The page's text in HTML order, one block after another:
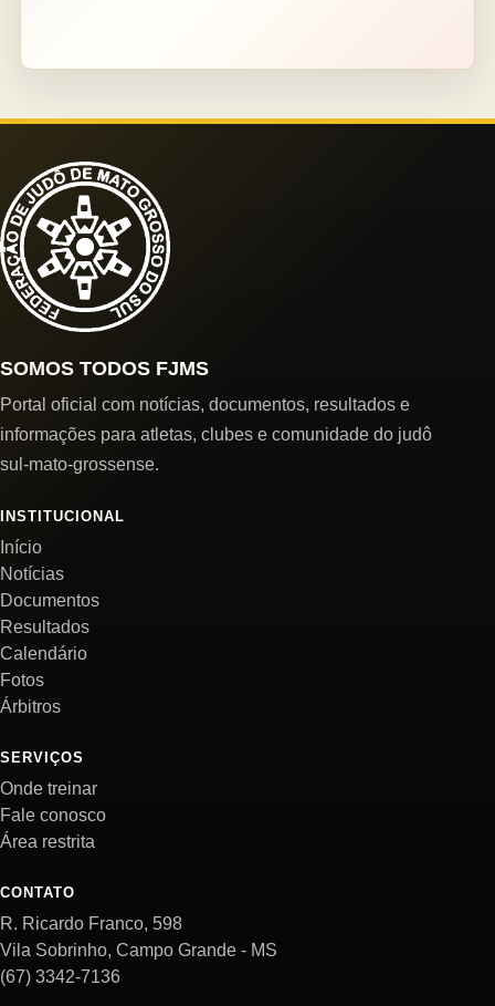
SOMOS TODOS FJMS
Portal oficial com notícias, documentos, resultados e
informações para atletas, clubes e comunidade do judô
sul-mato-grossense.
INSTITUCIONAL
Início
Notícias
Documentos
Resultados
Calendário
Fotos
Árbitros
SERVIÇOS
Onde treinar
Fale conosco
Área restrita
CONTATO
R. Ricardo Franco, 598
Vila Sobrinho, Campo Grande - MS
(67) 3342-7136